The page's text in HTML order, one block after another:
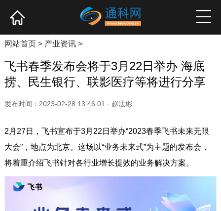
产业资讯 企业新品 高端访谈
网站首页> 产业资讯>
飞书春季发布会将于3月22日举办 海底
捞、民生银行、联影医疗等将进行分享
发布时间：2023-02-28 13:46:01 · 赵法彬
2月27日，飞书宣布于3月22日举办“2023春季飞书未来无限
大会”，地点为北京。这场以“业务未来式”为主题的发布会，
将着重介绍飞书针对各行业增长提效的业务解决方案。